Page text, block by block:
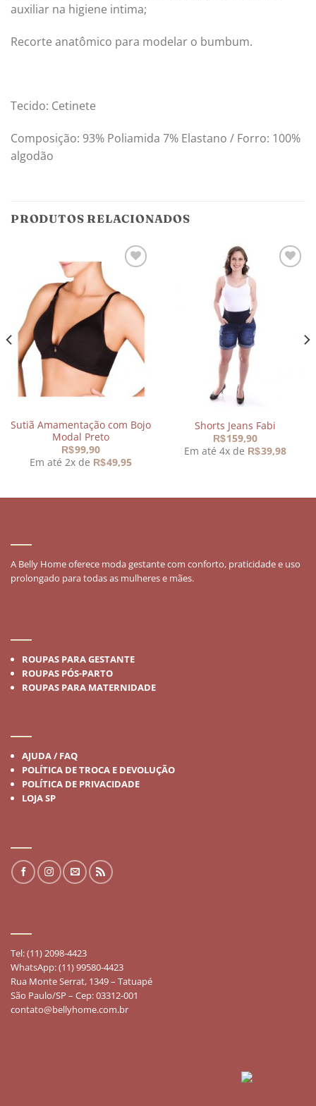
auxiliar na higiene intima;
Recorte anatômico para modelar o bumbum.
Tecido: Cetinete
Composição: 93% Poliamida 7% Elastano / Forro: 100%
algodão
PRODUTOS RELACIONADOS
Adicionar
desejos
Sutiã Amamentação com Bojo
Modal Preto
R$99,90
Em até 2x de R$49,95
Shorts Jeans Fabi
R$159,90
Em até 4x de R$39,98
A Belly Home oferece moda gestante com conforto, praticidade e uso
prolongado para todas as mulheres e mães.
ROUPAS PARA GESTANTE
ROUPAS PÓS-PARTO
ROUPAS PARA MATERNIDADE
AJUDA / FAQ
POLÍTICA DE TROCA E DEVOLUÇÃO
POLÍTICA DE PRIVACIDADE
LOJA SP
Tel: (11) 2098-4423
WhatsApp: (11) 99580-4423
Rua Monte Serrat, 1349 – Tatuapé
São Paulo/SP – Cep: 03312-001
contato@bellyhome.com.br